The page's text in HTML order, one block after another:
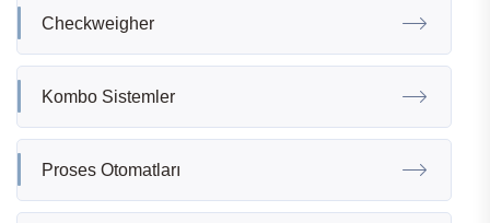
Checkweigher
Kombo Sistemler
Proses Otomatları